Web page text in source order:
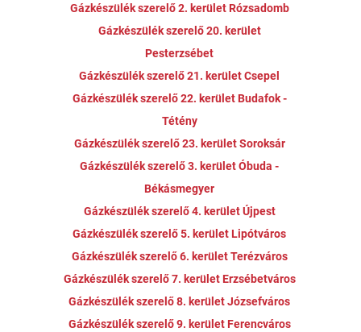
Gázkészülék szerelő 2. kerület Rózsadomb
Gázkészülék szerelő 20. kerület
Pesterzsébet
Gázkészülék szerelő 21. kerület Csepel
Gázkészülék szerelő 22. kerület Budafok -
Tétény
Gázkészülék szerelő 23. kerület Soroksár
Gázkészülék szerelő 3. kerület Óbuda -
Békásmegyer
Gázkészülék szerelő 4. kerület Újpest
Gázkészülék szerelő 5. kerület Lipótváros
Gázkészülék szerelő 6. kerület Terézváros
Gázkészülék szerelő 7. kerület Erzsébetváros
Gázkészülék szerelő 8. kerület Józsefváros
Gázkészülék szerelő 9. kerület Ferencváros